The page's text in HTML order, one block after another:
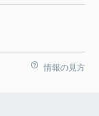
情報の見方